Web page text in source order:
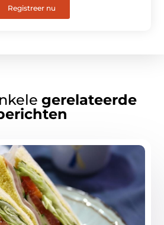
Registreer nu
gerelateerde